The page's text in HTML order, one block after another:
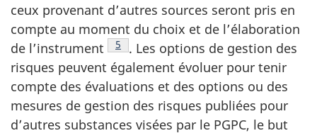
ceux provenant d’autres sources seront pris en
compte au moment du choix et de l’élaboration
de l’instrument
Note de bas de page
5
. Les options de gestion des
risques peuvent également évoluer pour tenir
compte des évaluations et des options ou des
mesures de gestion des risques publiées pour
d’autres substances visées par le PGPC, le but